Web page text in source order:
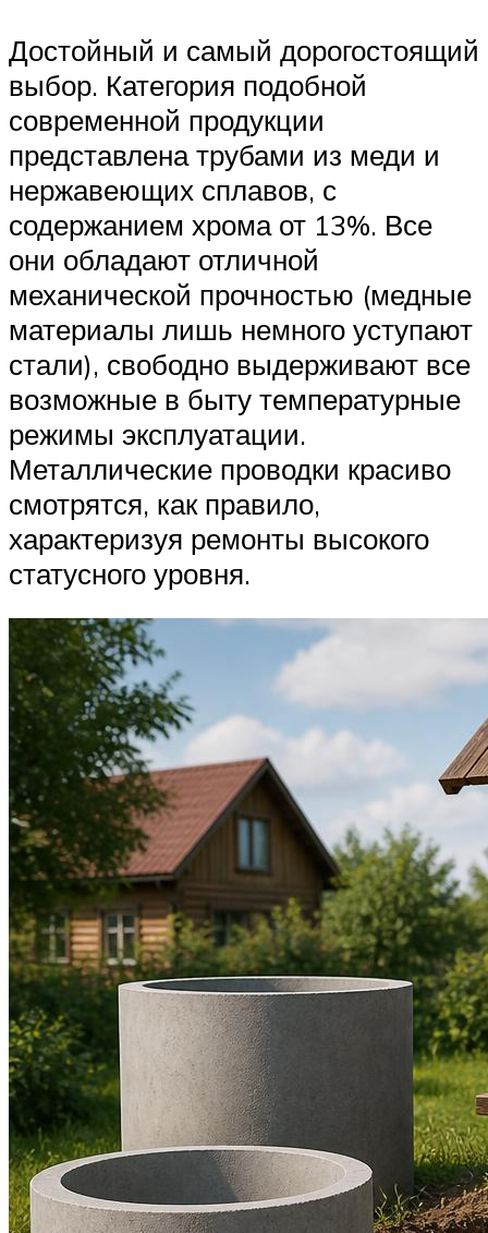
Достойный и самый дорогостоящий
выбор. Категория подобной
современной продукции
представлена трубами из меди и
нержавеющих сплавов, с
содержанием хрома от 13%. Все
они обладают отличной
механической прочностью (медные
материалы лишь немного уступают
стали), свободно выдерживают все
возможные в быту температурные
режимы эксплуатации.
Металлические проводки красиво
смотрятся, как правило,
характеризуя ремонты высокого
статусного уровня.